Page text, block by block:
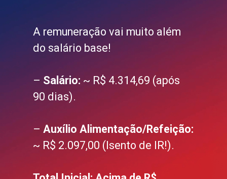
A remuneração vai muito além
do salário base!
– Salário: ~ R$ 4.314,69 (após
90 dias).
–Auxílio Alimentação/Refeição:
~ R$ 2.097,00 (Isento de IR!).